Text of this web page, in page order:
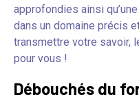
approfondies ainsi
dans un domaine précis
transmettre votre savoir,
pour vous !
Débouchés du